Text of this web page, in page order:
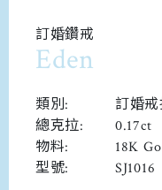
訂婚鑽戒
Eden
類別:
訂婚
總克拉:
0.17ct
物料:
18K
型號:
SJ1016